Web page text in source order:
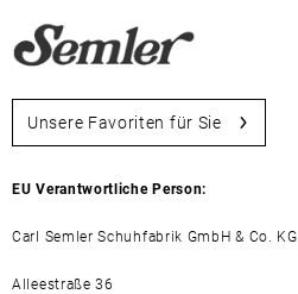
Unsere Favoriten für Sie
EU Verantwortliche Person:
Carl Semler Schuhfabrik GmbH & Co. KG
Alleestraße 36